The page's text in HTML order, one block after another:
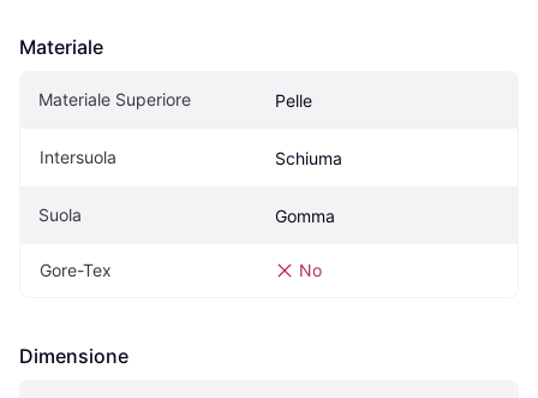
Materiale
Materiale Superiore Pelle
Intersuola Schiuma
Suola Gomma
Gore-Tex No
Dimensione